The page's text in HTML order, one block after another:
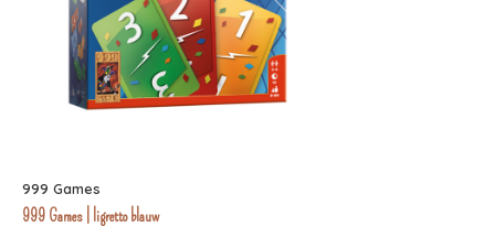
999 Games
999 Games | ligretto blauw